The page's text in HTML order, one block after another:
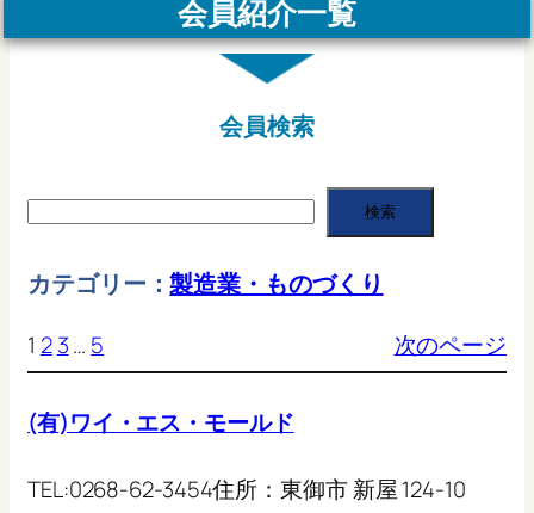
会員紹介一覧
会員検索
検索
カテゴリー：製造業・ものづくり
1 2 3… 5 次のページ
(有)ワイ・エス・モールド
TEL:0268-62-3454住所：東御市 新屋 124-10